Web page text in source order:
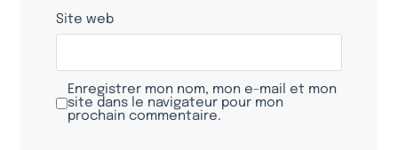
Site web
Enregistrer mon nom, mon e-mail et mon
site dans le navigateur pour mon
prochain commentaire.